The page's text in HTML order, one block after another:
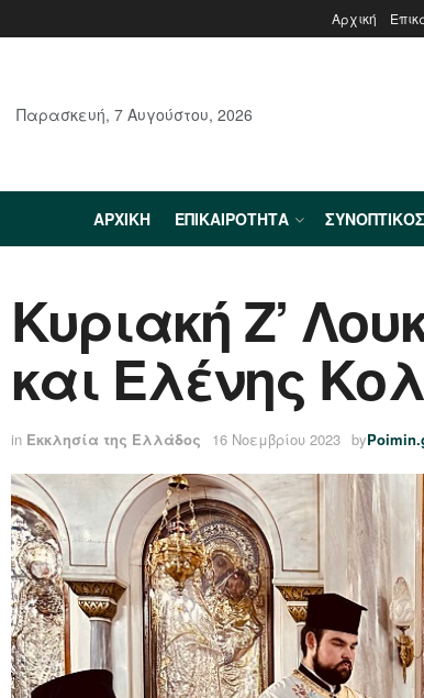
Αρχική
Παρασκευή, 7 Αυγούστου, 2026
ΑΡΧΙΚΉ ΕΠΙΚΑΙΡΌΤΗΤΑ ΣΥΝΟΠΤΙΚΌΣ
Κυριακή Ζ’
και Ελένης
in Εκκλησία της Ελλάδος 16 Νοεμβρίου 2023 by